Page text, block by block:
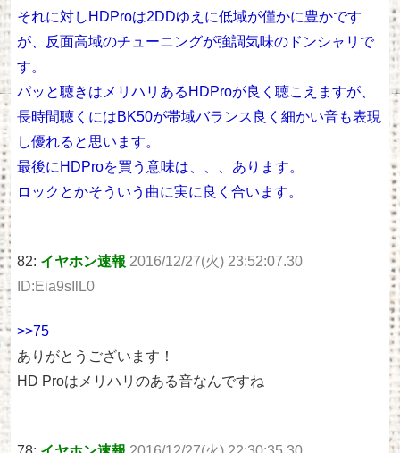
それに対しHDProは2DDゆえに低域が僅かに豊かです
が、反面高域のチューニングが強調気味のドンシャリで
す。
パッと聴きはメリハリあるHDProが良く聴こえますが、
長時間聴くにはBK50が帯域バランス良く細かい音も表現
し優れると思います。
最後にHDProを買う意味は、、、あります。
ロックとかそういう曲に実に良く合います。
82: イヤホン速報 2016/12/27(火) 23:52:07.30
ID:Eia9sIlL0
>>75
ありがとうございます！
HD Proはメリハリのある音なんですね